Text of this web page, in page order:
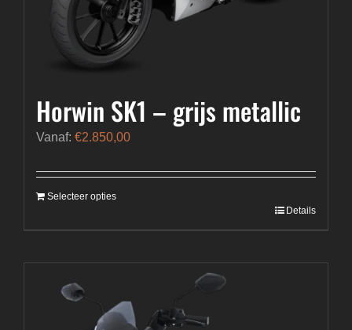
Horwin SK1 – grijs metallic
Vanaf: €2.850,00
Selecteer opties
Details